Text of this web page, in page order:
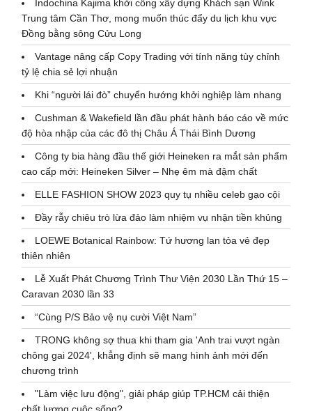
Indochina Kajima khởi công xây dựng Khách sạn Wink
Trung tâm Cần Thơ, mong muốn thúc đẩy du lịch khu vực
Đồng bằng sông Cửu Long
Vantage nâng cấp Copy Trading với tính năng tùy chỉnh
tỷ lệ chia sẻ lợi nhuận
Khi “người lái đò” chuyển hướng khởi nghiệp làm nhang
Cushman & Wakefield lần đầu phát hành báo cáo về mức
độ hòa nhập của các đô thị Châu Á Thái Bình Dương
Công ty bia hàng đầu thế giới Heineken ra mắt sản phẩm
cao cấp mới: Heineken Silver – Nhẹ êm mà đậm chất
ELLE FASHION SHOW 2023 quy tụ nhiều celeb gạo cội
Đầy rẫy chiêu trò lừa đảo làm nhiệm vụ nhận tiền khủng
LOEWE Botanical Rainbow: Tứ hương lan tỏa vẻ đẹp
thiên nhiên
Lễ Xuất Phát Chương Trình Thư Viện 2030 Lần Thứ 15 –
Caravan 2030 lần 33
“Cùng P/S Bảo vệ nụ cười Việt Nam”
TRONG không sợ thua khi tham gia 'Anh trai vượt ngàn
chông gai 2024', khẳng định sẽ mang hình ảnh mới đến
chương trình
"Làm việc lưu động", giải pháp giúp TP.HCM cải thiện
chất lượng cuộc sống?